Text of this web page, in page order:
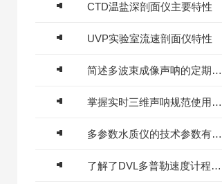
CTD温盐深剖面仪主要特性
UVP实验室流速剖面仪特性
简述多波束成像声呐的定期维护保养方法
掌握实时三维声呐规范使用流程是确保探测精准的关键
多参数水质仪的技术参数有哪些？
了解了DVL多普勒速度计程仪的主要特点才能更好的使用它